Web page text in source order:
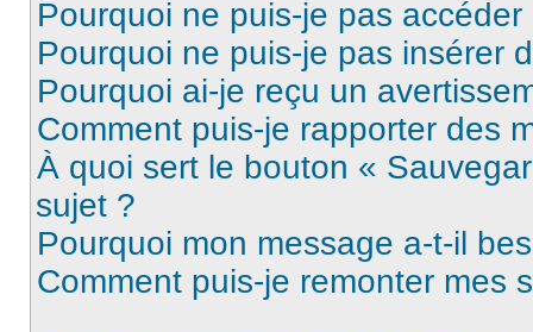
Pourquoi ne puis-je pas
Pourquoi ne puis-je pas insérer
Pourquoi ai-je reçu un
Comment puis-je rapporter des
À quoi sert le bouton «
sujet ?
Pourquoi mon message a-t-il
Comment puis-je remonter mes